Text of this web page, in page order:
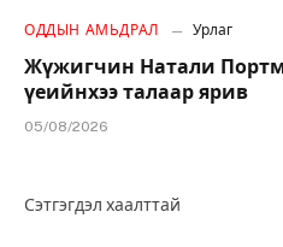
ОДДЫН АМЬДРАЛ Урлаг
Жүжигчин Натали
үеийнхээ талаар ярив
05/08/2026
Сэтгэгдэл хаалттай